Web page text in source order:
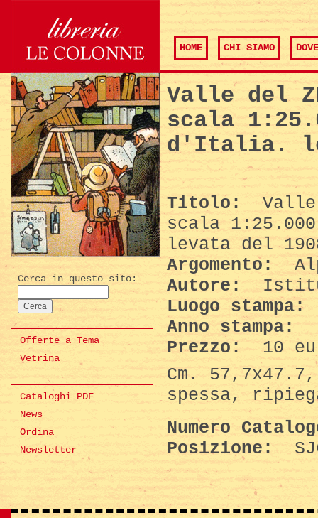
HOME CHI SIAMO
Cerca in questo sito:
Offerte a Tema
Vetrina
Cataloghi PDF
News
Ordina
Newsletter
Valle del
scala
d'Italia.
Titolo:
Valle
scala
levata del
Argomento:
Autore:
Luogo stampa:
Anno stampa:
Prezzo:
10
Cm.
spessa,
Numero
Posizione: